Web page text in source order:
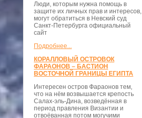
Люди, которым нужна помощь в
защите их личных прав и интересов,
могут обратиться в Невский суд
Санкт-Петербурга официальный
сайт
Подробнее...
КОРАЛЛОВЫЙ ОСТРОВОК
ФАРАОНОВ – БАСТИОН
ВОСТОЧНОЙ ГРАНИЦЫ ЕГИПТА
Интересен остров Фараонов тем,
что на нём возвышается крепость
Салах-эль-Дина, возведённая в
период правления Византии и
отвоёванная потом могучими